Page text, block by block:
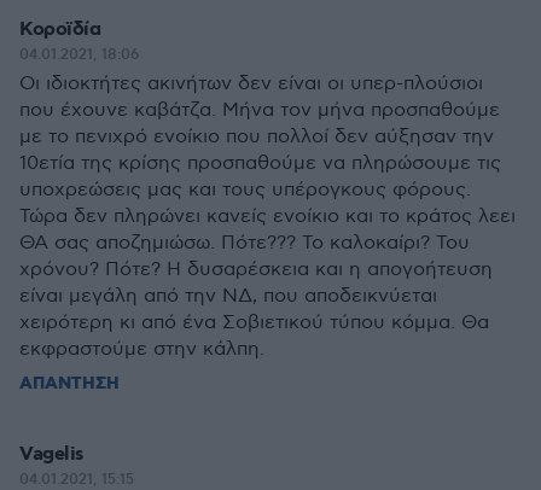
Κοροϊδία
04.01.2021, 18:06
Οι ιδιοκτήτες ακινήτων δεν είναι οι υπερ-πλούσιοι
που έχουνε καβάτζα. Μήνα τον μήνα προσπαθούμε
με το πενιχρό ενοίκιο που πολλοί δεν αύξησαν την
10ετία της κρίσης προσπαθούμε να πληρώσουμε τις
υποχρεώσεις μας και τους υπέρογκους φόρους.
Τώρα δεν πληρώνει κανείς ενοίκιο και το κράτος λεει
ΘΑ σας αποζημιώσω. Πότε??? Το καλοκαίρι? Του
χρόνου? Πότε? Η δυσαρέσκεια και η απογοήτευση
είναι μεγάλη από την ΝΔ, που αποδεικνύεται
χειρότερη κι από ένα Σοβιετικού τύπου κόμμα. Θα
εκφραστούμε στην κάλπη.
ΑΠΑΝΤΗΣΗ
Vagelis
04.01.2021, 15:15